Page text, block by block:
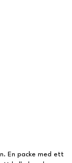
En packe med ett